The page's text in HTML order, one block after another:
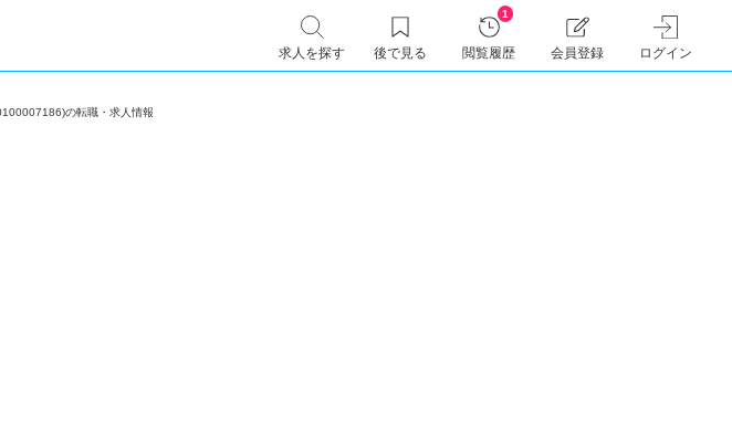
求人を探す 後で見る
1
閲覧履歴 会員登録 ログイン
の転職・求人情報